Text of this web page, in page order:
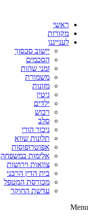
ראשי
מקורות
לענייננו
יישוב סכסוך
הסכמים
זמני שהות
משמורת
מזונות
גיטין
ילדים
רכוש
סלב
ניכור הורי
תלונות שווא
אפוטרופוסות
אלימות במשפחה
צוואות וירושות
בית הדין הרבני
מכורסת המטפל
עדשת החוקר
Menu